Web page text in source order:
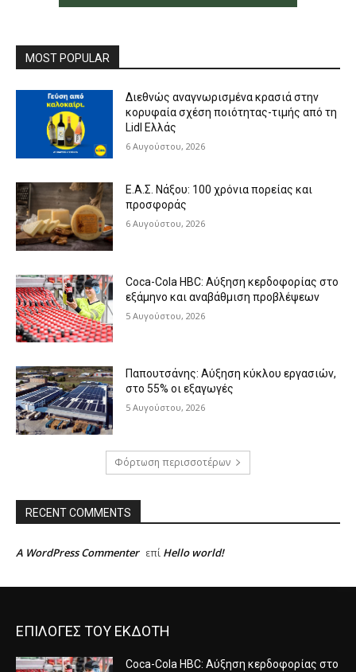
MOST POPULAR
Διεθνώς αναγνωρισμένα κρασιά στην
κορυφαία σχέση ποιότητας-τιμής από τη
Lidl Ελλάς
6 Αυγούστου, 2026
Ε.Α.Σ. Νάξου: 100 χρόνια πορείας και
προσφοράς
6 Αυγούστου, 2026
Coca-Cola HBC: Αύξηση κερδοφορίας στο
εξάμηνο και αναβάθμιση προβλέψεων
5 Αυγούστου, 2026
Παπουτσάνης: Αύξηση κύκλου εργασιών,
στο 55% οι εξαγωγές
5 Αυγούστου, 2026
Φόρτωση περισσοτέρων
RECENT COMMENTS
A WordPress Commenter επί Hello world!
ΕΠΙΛΟΓΕΣ ΤΟΥ ΕΚΔΟΤΗ
Coca-Cola HBC: Αύξηση κερδοφορίας στο